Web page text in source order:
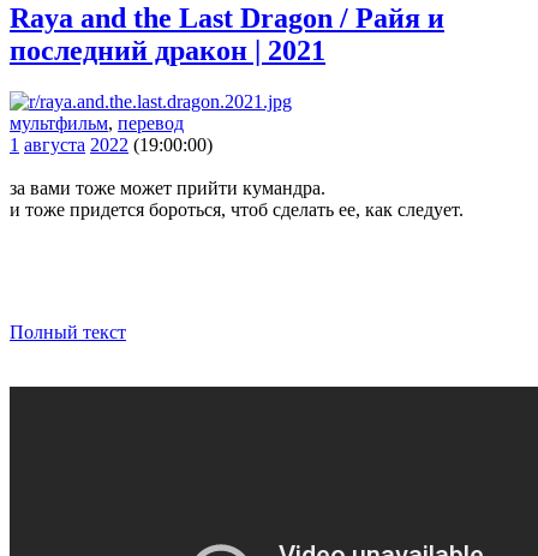
Raya and the Last Dragon / Райя и
последний дракон | 2021
мультфильм, перевод
1 августа 2022 (19:00:00)
за вами тоже может прийти кумандра.
и тоже придется бороться, чтоб сделать ее, как следует.
Полный текст